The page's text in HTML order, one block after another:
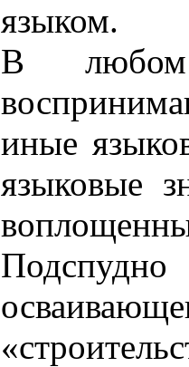
языком.
В любом
иные
языковые